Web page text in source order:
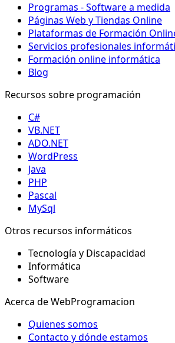
Programas - Software a medida
Páginas Web y Tiendas Online
Plataformas de Formación
Servicios profesionales
Formación online informática
Blog
Recursos sobre programación
C#
VB.NET
ADO.NET
WordPress
Java
PHP
Pascal
MySql
Otros recursos informáticos
Tecnología y Discapacidad
Informática
Software
Acerca de WebProgramacion
Quienes somos
Contacto y dónde estamos